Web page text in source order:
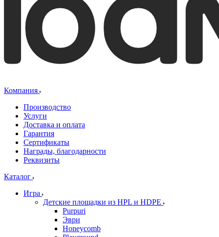
Компания
Производство
Услуги
Доставка и оплата
Гарантия
Сертификаты
Награды, благодарности
Реквизиты
Каталог
Игра
Детские площадки из HPL и HDPE
Purpuri
Эври
Honeycomb